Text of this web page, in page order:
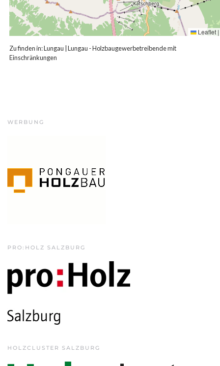
Leaflet |
Zu finden in:Lungau Lungau - Holzbaugewerbetreibende mit
Einschränkungen
WERBUNG
PRO:HOLZ SALZBURG
HOLZCLUSTER SALZBURG